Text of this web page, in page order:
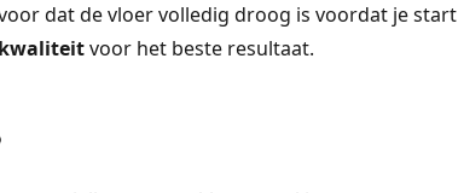
dat de vloer volledig droog is voordat je start
voor het beste resultaat.